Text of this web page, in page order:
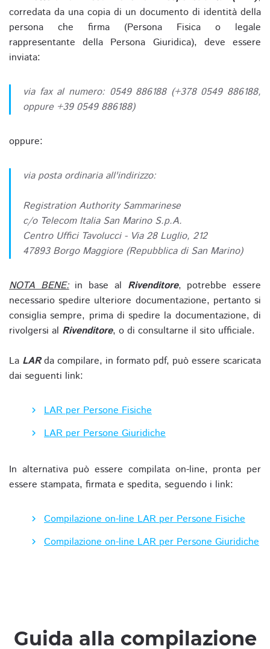
corredata da una copia di un documento di identità della
persona che firma (Persona Fisica o legale
rappresentante della Persona Giuridica), deve essere
inviata:
via fax al numero: 0549 886188 (+378 0549 886188,
oppure +39 0549 886188)
oppure:
via posta ordinaria all'indirizzo:
Registration Authority Sammarinese
c/o Telecom Italia San Marino S.p.A.
Centro Uffici Tavolucci - Via 28 Luglio, 212
47893 Borgo Maggiore (Repubblica di San Marino)
NOTA BENE:in base al Rivenditore, potrebbe essere
necessario spedire ulteriore documentazione, pertanto si
consiglia sempre, prima di spedire la documentazione, di
rivolgersi al Rivenditore, o di consultarne il sito ufficiale.
La LARda compilare, in formato pdf, può essere scaricata
dai seguenti link:
LAR per Persone Fisiche
LAR per Persone Giuridiche
In alternativa può essere compilata on-line, pronta per
essere stampata, firmata e spedita, seguendo i link:
Compilazione on-line LAR per Persone Fisiche
Compilazione on-line LAR per Persone Giuridiche
Guida alla compilazione